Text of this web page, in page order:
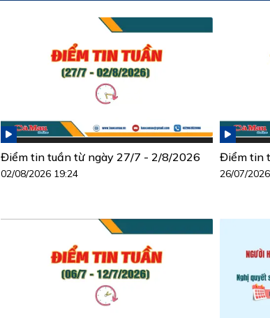
Điểm tin tuần từ ngày 27/7 - 2/8/2026
02/08/2026 19:24
Điểm tin
26/07/